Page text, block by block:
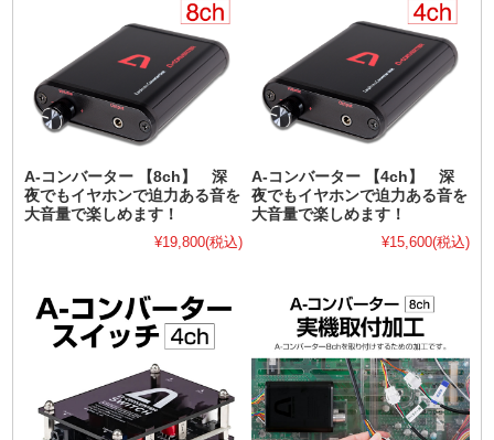
A-コンバーター 【8ch】 深
夜でもイヤホンで迫力ある音を
大音量で楽しめます！
¥19,800(税込)
A-コンバーター 【4ch】 深
夜でもイヤホンで迫力ある音を
大音量で楽しめます！
¥15,600(税込)